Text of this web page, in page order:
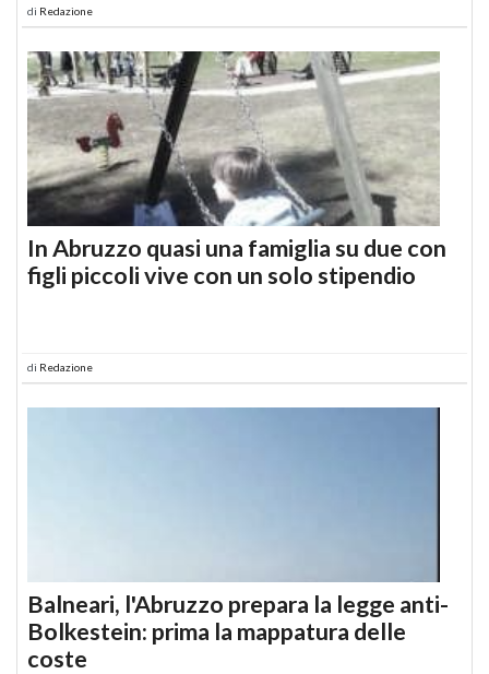
di Redazione
In Abruzzo quasi una famiglia su due con
figli piccoli vive con un solo stipendio
di Redazione
Balneari, l'Abruzzo prepara la legge anti-
Bolkestein: prima la mappatura delle
coste